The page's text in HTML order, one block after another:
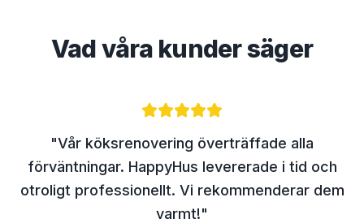
Vad våra kunder säger
"Vår köksrenovering överträffade alla
förväntningar. HappyHus levererade i tid och
otroligt professionellt. Vi rekommenderar dem
varmt!"